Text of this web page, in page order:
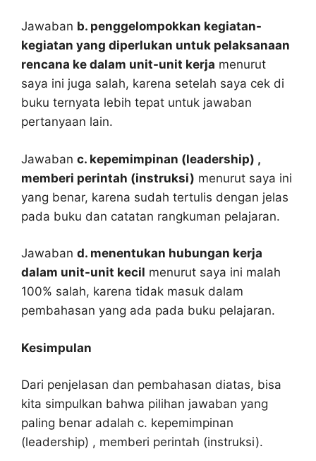
Jawaban b. penggelompokkan kegiatan-
kegiatan yang diperlukan untuk pelaksanaan
rencana ke dalam unit-unit kerja menurut
saya ini juga salah, karena setelah saya cek di
buku ternyata lebih tepat untuk jawaban
pertanyaan lain.
Jawaban c. kepemimpinan (leadership) ,
memberi perintah (instruksi) menurut saya ini
yang benar, karena sudah tertulis dengan jelas
pada buku dan catatan rangkuman pelajaran.
Jawaban d. menentukan hubungan kerja
dalam unit-unit kecil menurut saya ini malah
100% salah, karena tidak masuk dalam
pembahasan yang ada pada buku pelajaran.
Kesimpulan
Dari penjelasan dan pembahasan diatas, bisa
kita simpulkan bahwa pilihan jawaban yang
paling benar adalah c. kepemimpinan
(leadership) , memberi perintah (instruksi).